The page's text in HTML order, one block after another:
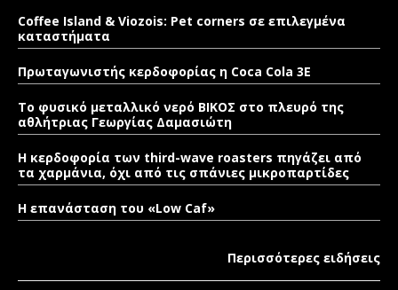
Coffee Island & Viozois: Pet corners σε επιλεγμένα
καταστήματα
Πρωταγωνιστής κερδοφορίας η Coca Cola 3E
Το φυσικό μεταλλικό νερό ΒΙΚΟΣ στο πλευρό της
αθλήτριας Γεωργίας Δαμασιώτη
Η κερδοφορία των third-wave roasters πηγάζει από
τα χαρμάνια, όχι από τις σπάνιες μικροπαρτίδες
Η επανάσταση του «Low Caf»
Περισσότερες ειδήσεις